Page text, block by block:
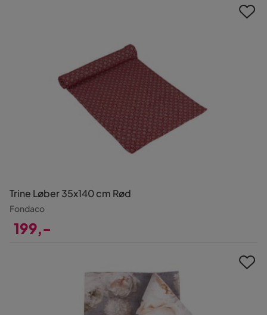
Trine Løber 35x140 cm Rød
Fondaco
199,-